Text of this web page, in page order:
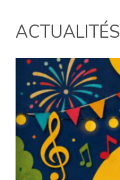
ACTUALITÉS